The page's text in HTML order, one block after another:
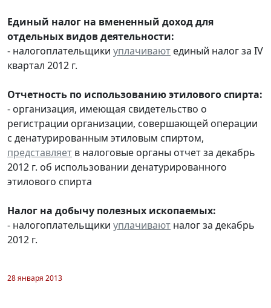
Единый налог на вмененный доход для
отдельных видов деятельности:
- налогоплательщики уплачивают единый налог за IV
квартал 2012 г.
Отчетность по использованию этилового спирта:
- организация, имеющая свидетельство о
регистрации организации, совершающей операции
с денатурированным этиловым спиртом,
представляет в налоговые органы отчет за декабрь
2012 г. об использовании денатурированного
этилового спирта
Налог на добычу полезных ископаемых:
- налогоплательщики уплачивают налог за декабрь
2012 г.
28 января 2013